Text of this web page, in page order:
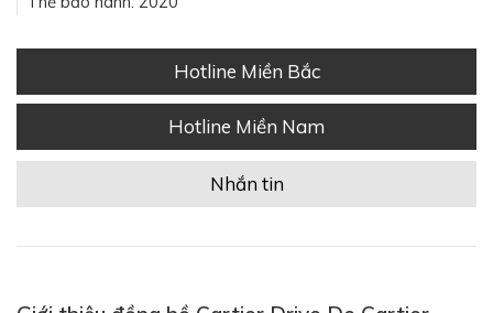
Hotline Miền Bắc
Hotline Miền Nam
Nhắn tin